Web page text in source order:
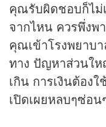
คุณรับผิดชอบก็ไม่
จากไหน ควรพึ่งพ
คุณเข้าโรงพยาบา
ทาง ปัญหาส่วนให
เกิน การเงินต้อง
เปิดเผยหลบๆซ่อน